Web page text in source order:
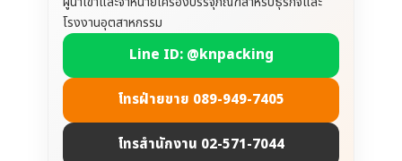
โรงงานอุตสาหกรรม
Line ID: @knpacking
โทรฝ่ายขาย 089-949-7405
โทรสำนักงาน 02-571-7044